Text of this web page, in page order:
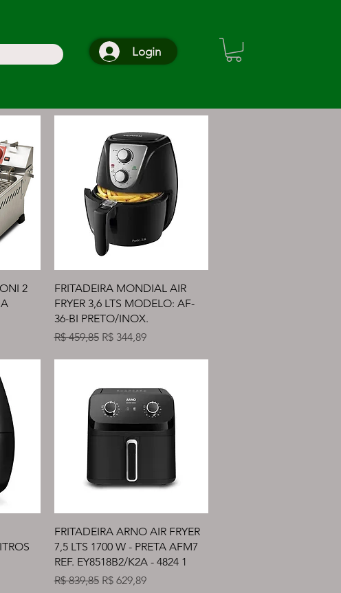
Login
2
Visualização rápida
FRITADEIRA MONDIAL AIR
FRYER 3,6 LTS MODELO: AF-
36-BI PRETO/INOX.
Preço normal
R$ 459,85 Preço promocional
R$ 344,89
Visualização rápida
FRITADEIRA ARNO AIR FRYER
7,5 LTS 1700 W - PRETA AFM7
REF. EY8518B2/K2A - 4824 1
Preço normal
R$ 839,85 Preço promocional
R$ 629,89